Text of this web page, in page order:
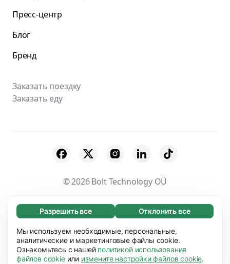
Обязательные (65)
Эти файлы необходимы для того, чтобы вы
могли перемещаться по сайту и использовать
его основные функции, например, переход
между страницами. Без них сайт не будет
Узнать больше
Предпочтения (17)
Разрешить все Отклонить все
Мы используем необходимые, персональные,
аналитические и маркетинговые файлы cookie.
Ознакомьтесь с нашей политикой использования
файлов cookieили измените настройки файлов cookie.
Пресс-центр
Блог
Бренд
Заказать поездку
Заказать еду
© 2026 Bolt Technology OÜ
Поставщики
Пользовательское соглашение
Конфиденциальность
Файлы cookies
Безопасность